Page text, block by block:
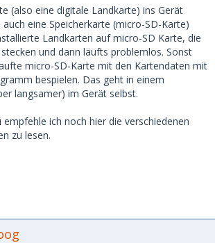
(also eine digitale Landkarte) ins Gerät
eine Speicherkarte (micro-SD-Karte)
Landkarten auf micro-SD Karte, die
und dann läufts problemlos. Sonst
micro-SD-Karte mit den Kartendaten mit
bespielen. Das geht in einem
langsamer) im Gerät selbst.
ich noch hier die verschiedenen
zu lesen.